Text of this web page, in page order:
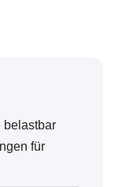
belastbar
für